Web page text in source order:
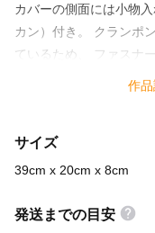
カバーの側面には小物
カン）付き。 クランポ
ているため、 ファスナ
感覚があります。 本体
10.1cm） です。
作
サイズ
39cm x 20cm x 8cm
発送までの目安